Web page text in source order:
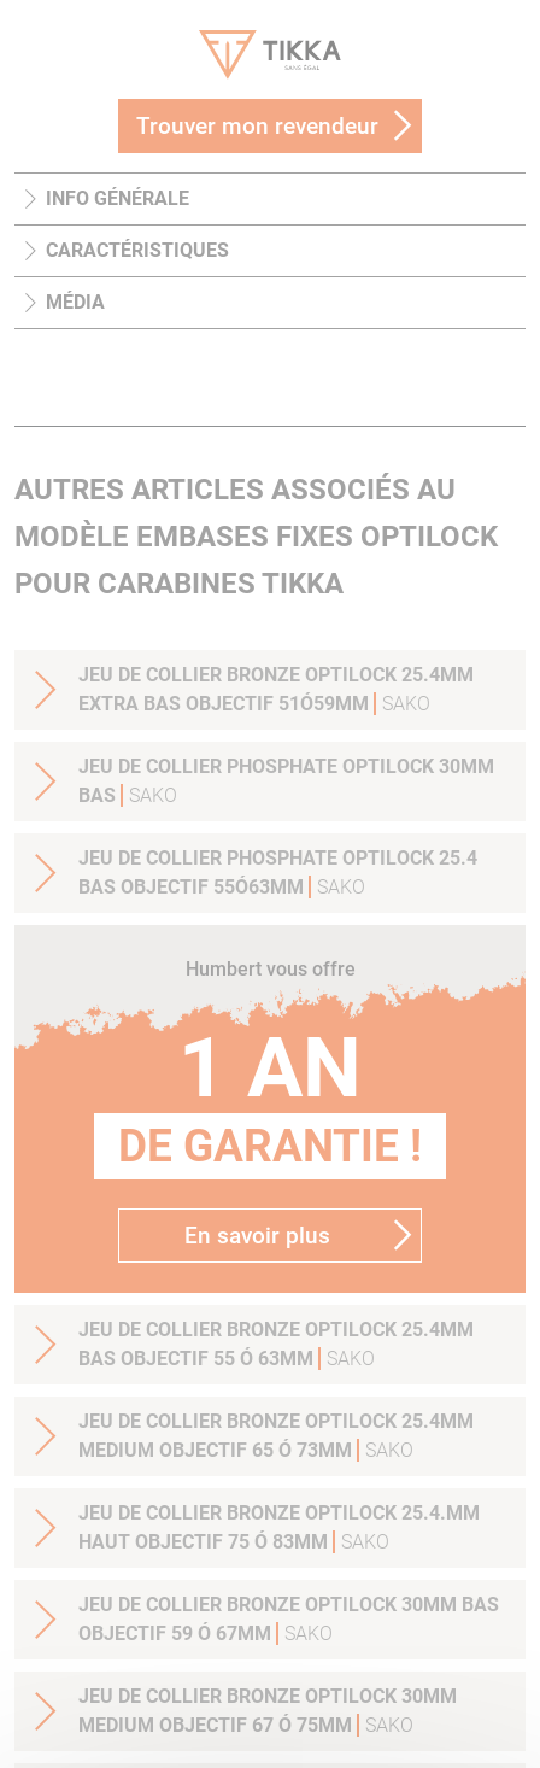
Trouver mon revendeur
INFO GÉNÉRALE
CARACTÉRISTIQUES
MÉDIA
AUTRES ARTICLES ASSOCIÉS AU
MODÈLE EMBASES FIXES OPTILOCK
POUR CARABINES TIKKA
JEU DE COLLIER BRONZE OPTILOCK 25.4MM
EXTRA BAS OBJECTIF 51Ó59MM
SAKO
JEU DE COLLIER PHOSPHATE OPTILOCK 30MM
BAS
SAKO
JEU DE COLLIER PHOSPHATE OPTILOCK 25.4
BAS OBJECTIF 55Ó63MM
SAKO
Humbert vous offre
1 AN
DE GARANTIE !
En savoir plus
JEU DE COLLIER BRONZE OPTILOCK 25.4MM
BAS OBJECTIF 55 Ó 63MM
SAKO
JEU DE COLLIER BRONZE OPTILOCK 25.4MM
MEDIUM OBJECTIF 65 Ó 73MM
SAKO
JEU DE COLLIER BRONZE OPTILOCK 25.4.MM
HAUT OBJECTIF 75 Ó 83MM
SAKO
JEU DE COLLIER BRONZE OPTILOCK 30MM BAS
OBJECTIF 59 Ó 67MM
SAKO
JEU DE COLLIER BRONZE OPTILOCK 30MM
MEDIUM OBJECTIF 67 Ó 75MM
SAKO